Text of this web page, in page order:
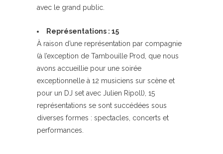
avec le grand public.
Représentations : 15
À raison d’une représentation par compagnie
(à l’exception de Tambouille Prod, que nous
avons accueillie pour une soirée
exceptionnelle à 12 musiciens sur scène et
pour un DJ set avec Julien Ripoll), 15
représentations se sont succédées sous
diverses formes : spectacles, concerts et
performances.